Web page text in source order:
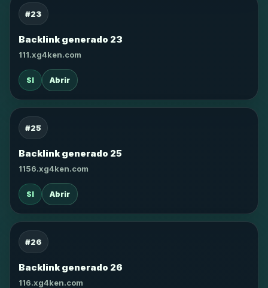
#23
Backlink generado 23
111.xg4ken.com
SI Abrir
#25
Backlink generado 25
1156.xg4ken.com
SI Abrir
#26
Backlink generado 26
116.xg4ken.com